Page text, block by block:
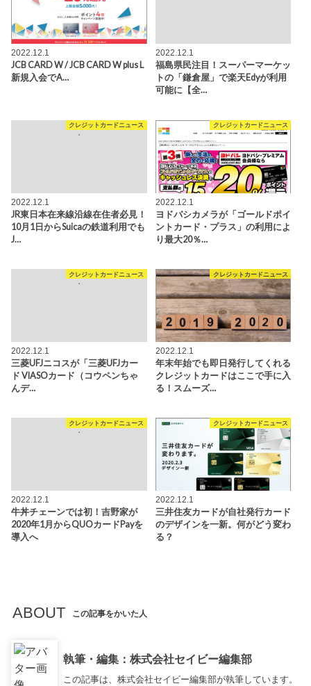
2022.12.1
JCB CARD W / JCB CARD W plus L
新規入会でA…
2022.12.1
福島県民注目！スーパーマーケッ
トの「鎌倉屋」で楽天Edyが利用
可能に【全…
クレジットカードニュース
2022.12.1
JR東日本在来線沿線在住者必見！
10月1日からSuicaの鉄道利用でも
J…
クレジットカードニュース
2022.12.1
ヨドバシカメラが「ゴールドポイ
ントカード・プラス」の利用によ
り最大20％…
クレジットカードニュース
2022.12.1
三菱UFJニコスが「三菱UFJカー
ド VIASOカード（コウペンちゃ
んデ…
クレジットカードニュース
2022.12.1
年末年始でも即日発行してくれる
クレジットカードはここで手に入
る！スムーズ…
クレジットカードニュース
2022.12.1
牛丼チェーンでは初！吉野家が
2020年1月からQUOカードPayを
導入へ
クレジットカードニュース
2022.12.1
三井住友カードが自社発行カード
のデザインを一新。何がどう変わ
る？
ABOUT この記事をかいた人
執筆・編集：株式会社セイビー編集部
この記事は、株式会社セイビー編集部が執筆しています。